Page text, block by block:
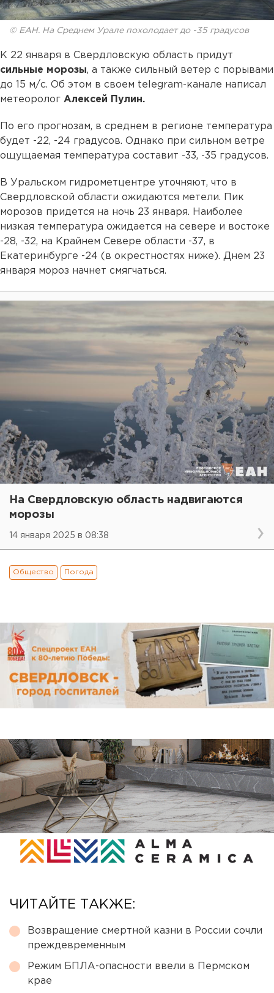
© ЕАН. На Среднем Урале похолодает до -35 градусов
К 22 января в Свердловскую область придут
сильные морозы, а также сильный ветер с порывами
до 15 м/с. Об этом в своем telegram-канале написал
метеоролог Алексей Пулин.
По его прогнозам, в среднем в регионе температура
будет -22, -24 градусов. Однако при сильном ветре
ощущаемая температура составит -33, -35 градусов.
В Уральском гидрометцентре уточняют, что в
Свердловской области ожидаются метели. Пик
морозов придется на ночь 23 января. Наиболее
низкая температура ожидается на севере и востоке
-28, -32, на Крайнем Севере области -37, в
Екатеринбурге -24 (в окрестностях ниже). Днем 23
января мороз начнет смягчаться.
На Свердловскую область надвигаются
морозы
14 января 2025 в 08:38
Общество Погода
ЧИТАЙТЕ ТАКЖЕ:
Возвращение смертной казни в России сочли
преждевременным
Режим БПЛА-опасности ввели в Пермском
крае